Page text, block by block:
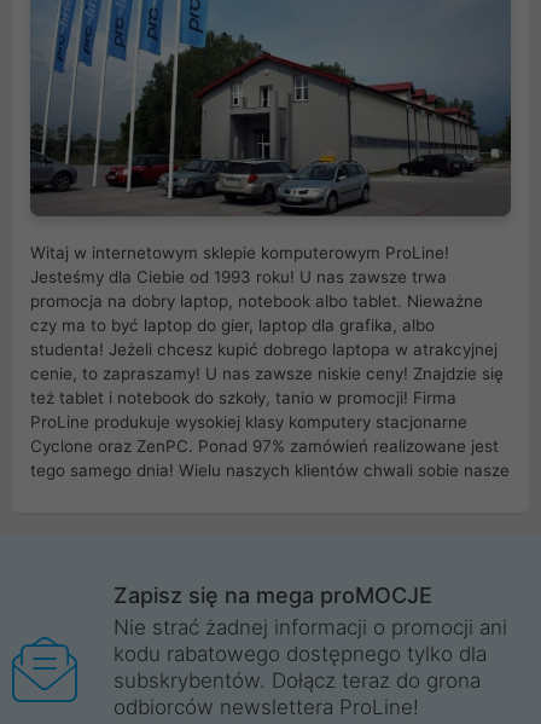
Witaj w internetowym sklepie komputerowym ProLine!
Jesteśmy dla Ciebie od 1993 roku! U nas zawsze trwa
promocja na dobry laptop, notebook albo tablet. Nieważne
czy ma to być laptop do gier, laptop dla grafika, albo
studenta! Jeżeli chcesz kupić dobrego laptopa w atrakcyjnej
cenie, to zapraszamy! U nas zawsze niskie ceny! Znajdzie się
też tablet i notebook do szkoły, tanio w promocji! Firma
ProLine produkuje wysokiej klasy komputery stacjonarne
Cyclone oraz ZenPC. Ponad 97% zamówień realizowane jest
tego samego dnia! Wielu naszych klientów chwali sobie nasze
Wrocław, Poznań, Legnica, Katowice, Gliwice, Kalisz, Bytom,
Trzebnica, Opole. Szybka i profesjonalna obsługa!
ProLine to polska firma ze 100% polskim kapitałem. Działamy
legalnie i płacimy podatki w naszym kraju! Posiadamy siedzibę
główną w Mirkowie oraz salony na terenie kraju. Cała
Zapisz się na mega proMOCJE
Nie strać żadnej informacji o promocji ani
kodu rabatowego dostępnego tylko dla
subskrybentów. Dołącz teraz do grona
odbiorców newslettera ProLine!